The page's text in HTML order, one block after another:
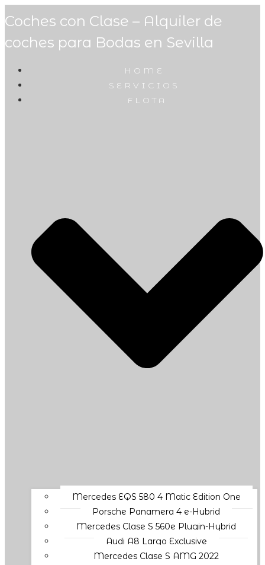
Coches con Clase – Alquiler de
coches para Bodas en Sevilla
HOME
SERVICIOS
FLOTA
Mercedes EQS 580 4 Matic Edition One
Porsche Panamera 4 e-Hybrid
Mercedes Clase S 560e Plugin-Hybrid
Audi A8 Largo Exclusive
Mercedes Clase S AMG 2022